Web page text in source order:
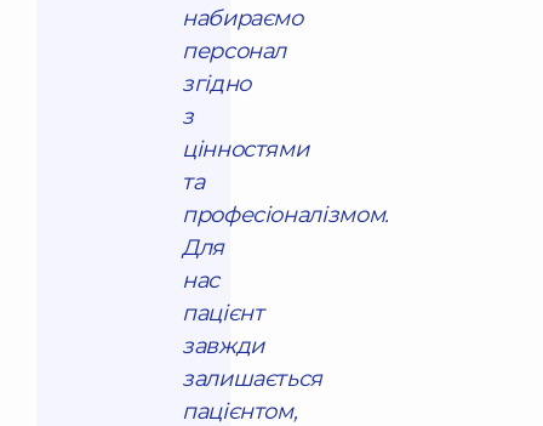
набираємо
персонал
згідно
з
цінностями
та
професіоналізмом.
Для
нас
пацієнт
завжди
залишається
пацієнтом,